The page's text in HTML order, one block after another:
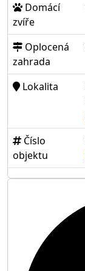
Domácí
zvíře
Oplocená
zahrada
Lokalita
Číslo
objektu